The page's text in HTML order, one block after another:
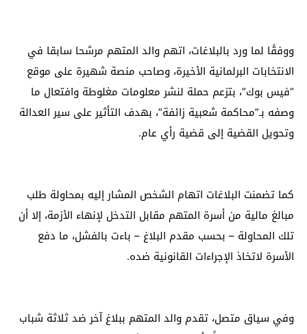
ووفقًا لما ورد بالبلاغات، اتهم والد المتهم مرشحا سابقا في
الانتخابات البرلمانية الأخيرة، وصاحب منصة شهيرة على موقع
“فيس بوك”، بتزعم حملة لنشر معلومات مغلوطة وافتعال ما
وصفه بـ”محاكمة شعبية زائفة”، بهدف التأثير على سير العدالة
وتحويل القضية إلى قضية رأي عام.
كما تضمنت البلاغات اتهام الشخص المشار إليه بمحاولة طلب
مبالغ مالية من أسرة المتهم مقابل التدخل لإنهاء الأزمة، إلا أن
تلك المحاولة – بحسب مقدم البلاغ – باءت بالفشل، ما دفع
الأسرة لاتخاذ الإجراءات القانونية ضده.
وفي سياق متصل، تقدم والد المتهم ببلاغ آخر ضد ثلاثة شباب